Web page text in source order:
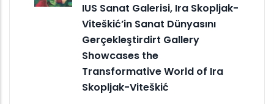
IUS Sanat Galerisi, Ira Skopljak-
Viteškić’in Sanat Dünyasını
Gerçekleştirdirt Gallery
Showcases the
Transformative World of Ira
Skopljak-Viteškić